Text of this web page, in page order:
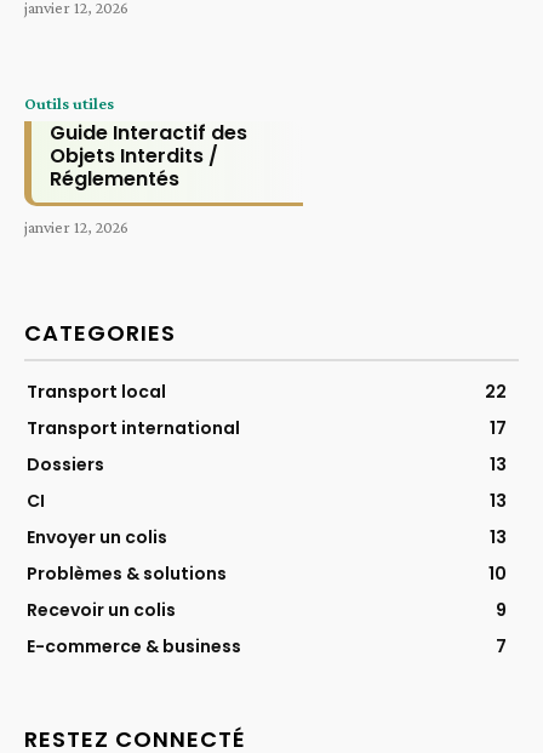
janvier 12, 2026
Outils utiles
Guide Interactif des
Objets Interdits /
Réglementés
janvier 12, 2026
CATEGORIES
Transport local
22
Transport international
17
Dossiers
13
CI
13
Envoyer un colis
13
Problèmes & solutions
10
Recevoir un colis
9
E-commerce & business
7
RESTEZ CONNECTÉ